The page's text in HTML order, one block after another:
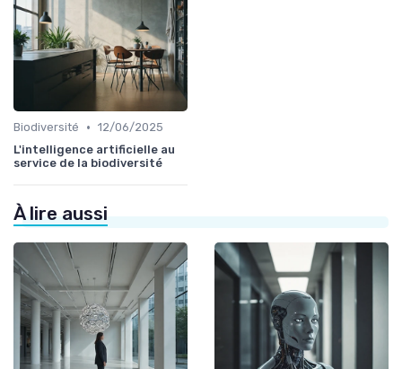
Biodiversité • 12/06/2025
L'intelligence artificielle au
service de la biodiversité
À lire aussi